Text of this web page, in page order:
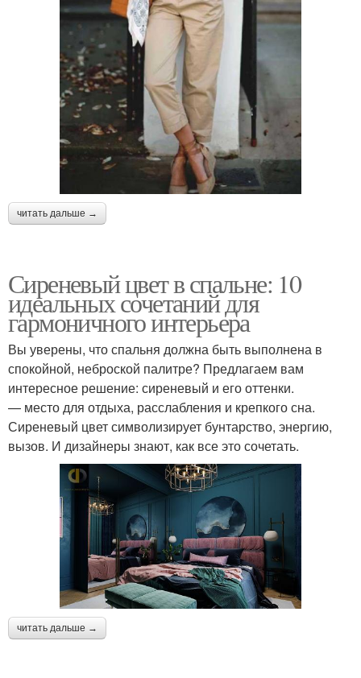
читать дальше →
Сиреневый цвет в спальне: 10
идеальных сочетаний для
гармоничного интерьера
Вы уверены, что спальня должна быть выполнена в
спокойной, неброской палитре? Предлагаем вам
интересное решение: сиреневый и его оттенки.
— место для отдыха, расслабления и крепкого сна.
Сиреневый цвет символизирует бунтарство, энергию,
вызов. И дизайнеры знают, как все это сочетать.
читать дальше →